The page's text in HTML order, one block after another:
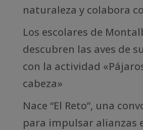
naturaleza y colabora
Los escolares de
descubren las aves de
con la actividad
cabeza»
Nace “El Reto”, una
para impulsar alianzas